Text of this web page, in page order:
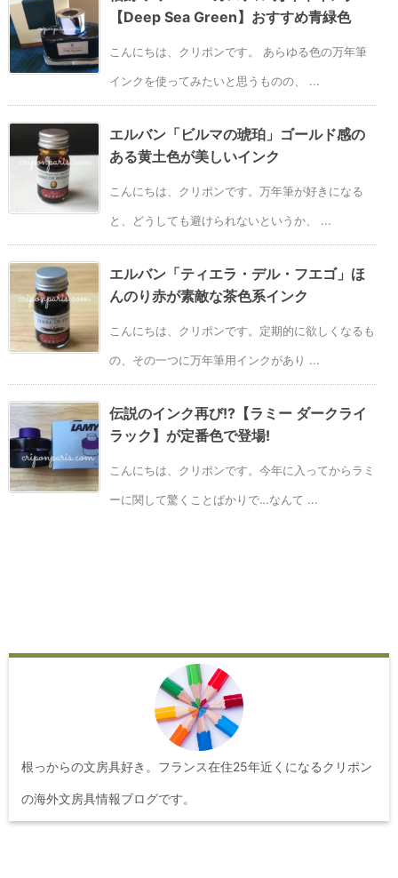
【Deep Sea Green】おすすめ青緑色
こんにちは、クリポンです。 あらゆる色の万年筆
インクを使ってみたいと思うものの、 ...
エルバン「ビルマの琥珀」ゴールド感の
ある黄土色が美しいインク
こんにちは、クリポンです。万年筆が好きになる
と、どうしても避けられないというか、 ...
エルバン「ティエラ・デル・フエゴ」ほ
んのり赤が素敵な茶色系インク
こんにちは、クリポンです。定期的に欲しくなるも
の、その一つに万年筆用インクがあり ...
伝説のインク再び!?【ラミー ダークライ
ラック】が定番色で登場!
こんにちは、クリポンです。今年に入ってからラミ
ーに関して驚くことばかりで…なんて ...
根っからの文房具好き。フランス在住25年近くになるクリポン
の海外文房具情報ブログです。